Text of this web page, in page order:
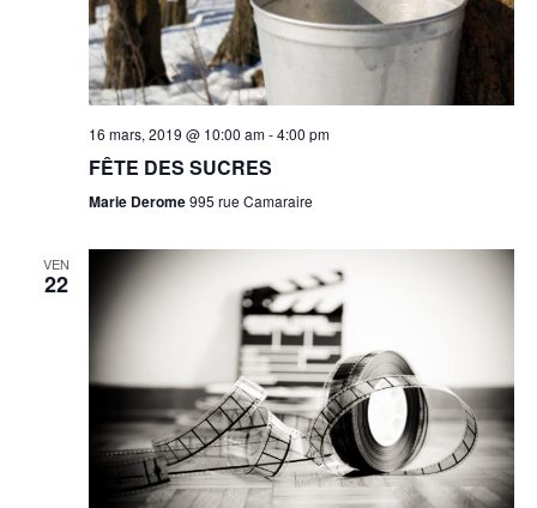
16 mars, 2019 @ 10:00 am-4:00 pm
FÊTE DES SUCRES
Marie Derome995 rue Camaraire
VEN
22